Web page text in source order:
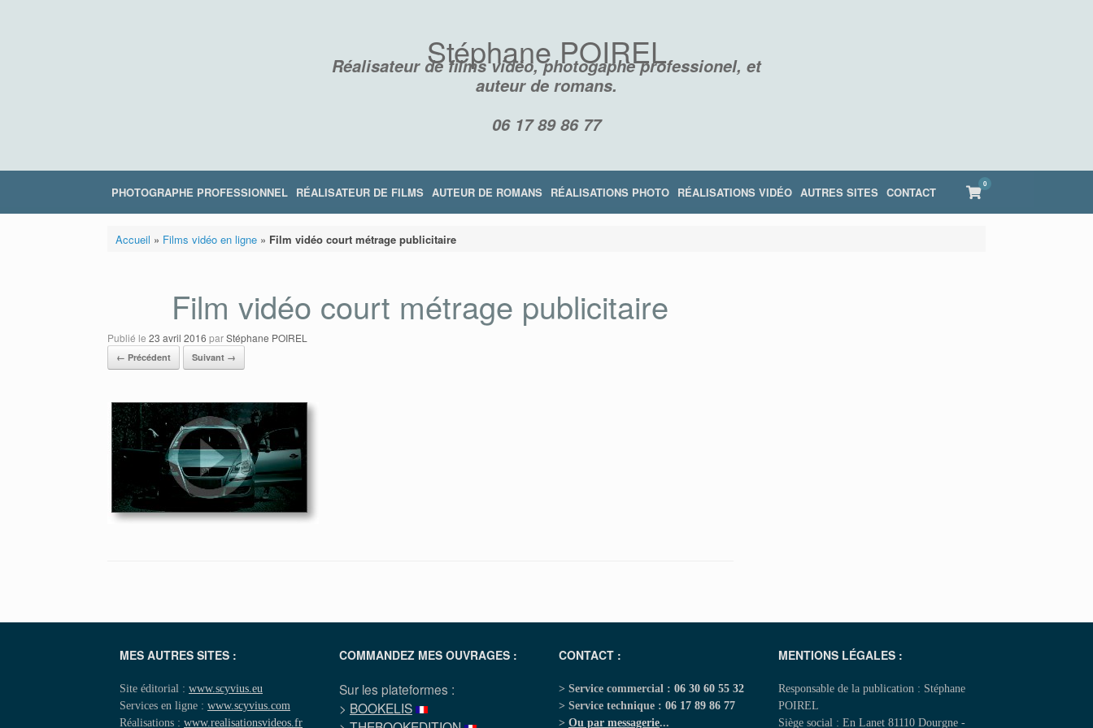
Stéphane POIREL
Réalisateur de films vidéo, photogaphe professionel, et
auteur de romans.
06 17 89 86 77
PHOTOGRAPHE PROFESSIONNEL RÉALISATEUR DE FILMS AUTEUR DE ROMANS RÉALISATIONS PHOTO RÉALISATIONS VIDÉO AUTRES SITES CONTACT View
shopping
cart
0
Accueil » Films vidéo en ligne» Film vidéo court métrage publicitaire
Film vidéo court métrage publicitaire
Publié le 23 avril 2016 parStéphane POIREL
← Précédent Suivant →
MES AUTRES SITES :
Site éditorial : www.scyvius.eu
Services en ligne : www.scyvius.com
Réalisations : www.realisationsvideos.fr
COMMANDEZ MES OUVRAGES :
Sur les plateformes :
> BOOKELIS
CONTACT :
> Service commercial : 06 30 60 55 32
> Service technique : 06 17 89 86 77
> Ou par messagerie...
MENTIONS LÉGALES :
Responsable de la publication : Stéphane
POIREL
Siège social : En Lanet 81110 Dourgne -